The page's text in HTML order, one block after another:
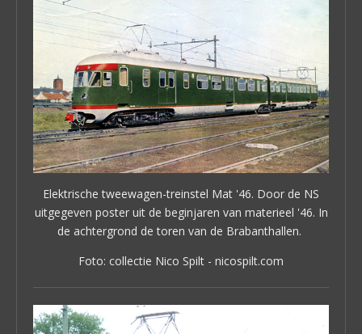
Elektrische tweewagen-treinstel Mat '46. Door de NS
uitgegeven poster uit de beginjaren van materieel '46. In
de achtergrond de toren van de Brabanthallen.
Foto: collectie Nico Spilt - nicospilt.com